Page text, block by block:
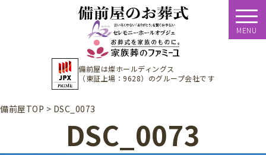
備前屋は燦ホールディングス
（東証上場：9628） のグループ会社です
MENU
備前屋TOP > DSC_0073
DSC_0073